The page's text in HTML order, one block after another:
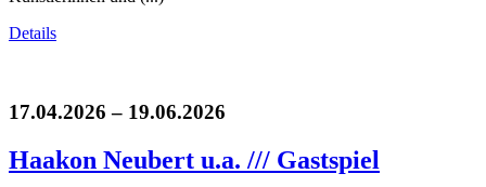
Details
17.04.2026 – 19.06.2026
Haakon Neubert u.a. /// Gastspiel